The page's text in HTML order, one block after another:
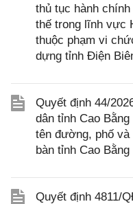
thủ tục hành
thế trong lĩnh vực
thuộc phạm vi
dựng tỉnh Điện
Quyết định 44/
dân tỉnh Cao
tên đường, phố
bàn tỉnh Cao Bằng
Quyết định 4811/